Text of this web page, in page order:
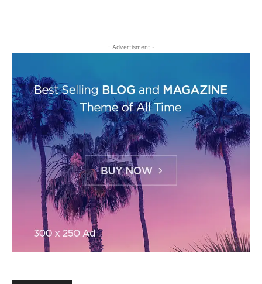
- Advertisment -